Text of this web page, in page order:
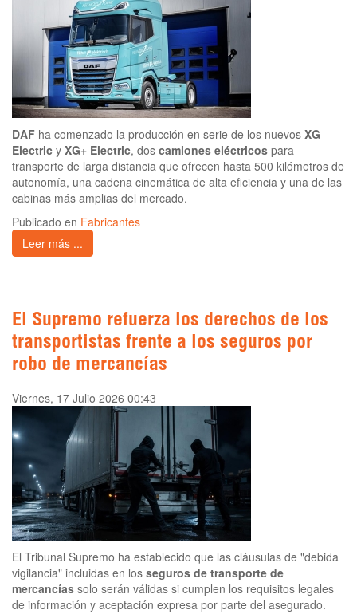
DAF ha comenzado la producción en serie de los nuevos XG
Electric y XG+ Electric, dos camiones eléctricos para
transporte de larga distancia que ofrecen hasta 500 kilómetros de
autonomía, una cadena cinemática de alta eficiencia y una de las
cabinas más amplias del mercado.
Publicado en Fabricantes
Leer más ...
El Supremo refuerza los derechos de los
transportistas frente a los seguros por
robo de mercancías
Viernes, 17 Julio 2026 00:43
El Tribunal Supremo ha establecido que las cláusulas de "debida
vigilancia" incluidas en los seguros de transporte de
mercancías solo serán válidas si cumplen los requisitos legales
de información y aceptación expresa por parte del asegurado.